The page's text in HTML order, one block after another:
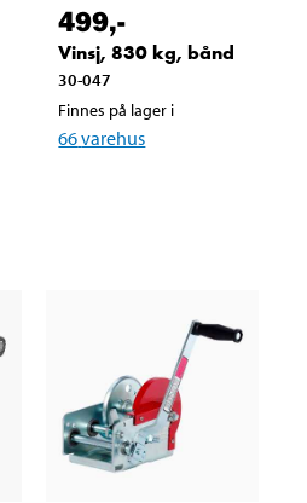
499,-
Vinsj, 830 kg, bånd
30-047
Finnes på lager i
66varehus